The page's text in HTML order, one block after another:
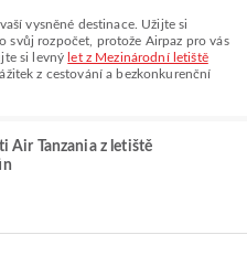
vysněné destinace. Užijte si
svůj rozpočet, protože Airpaz pro vás
si levný let z Mezinárodní letiště
z cestování a bezkonkurenční
Air Tanzania z letiště